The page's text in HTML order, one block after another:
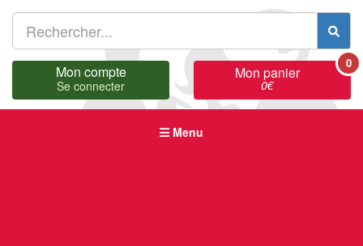
Mon compte
Se connecter
Mon panier
0€
0
Menu